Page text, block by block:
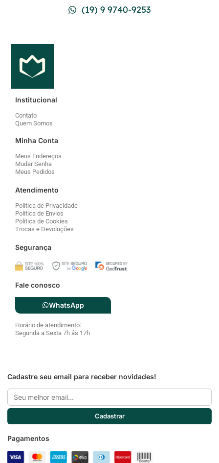
(19) 9 9740-9253
Institucional
Contato
Quem Somos
Minha Conta
Meus Endereços
Mudar Senha
Meus Pedidos
Atendimento
Política de Privacidade
Política de Envios
Política de Cookies
Trocas e Devoluções
Segurança
Fale conosco
WhatsApp
Horário de atendimento:
Segunda a Sexta 7h ás 17h
Cadastre seu email para receber novidades!
Email
Cadastrar
Pagamentos